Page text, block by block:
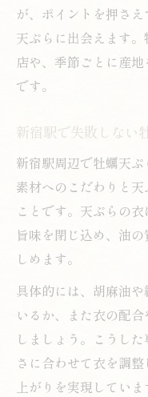
が、ポイントを押さ
天ぷらに出会えます
店や、季節ごとに産
です。
新宿駅で失敗しない
新宿駅周辺で牡蠣天ぷ
素材へのこだわりと
ことです。天ぷらの
旨味を閉じ込め、油
しめます。
具体的には、胡麻油
いるか、また衣の配
しましょう。こうし
さに合わせて衣を調
上がりを実現していま